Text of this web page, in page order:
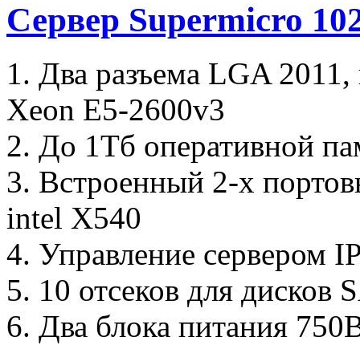
Сервер Supermicro
1. Два разъема LGA
Xeon E5-2600v3
2. До 1Тб оперативной
3. Встроенный 2-х
intel X540
4. Управление сервером
5. 10 отсеков для дисков
6. Два блока питания